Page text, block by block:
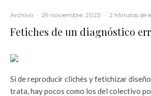
Archivo · 29 noviembre, 2023 · 2 Minutos de
Fetiches de un diagnóstico
Si de reproducir clichés y fetichizar
trata, hay pocos como los del colectivo